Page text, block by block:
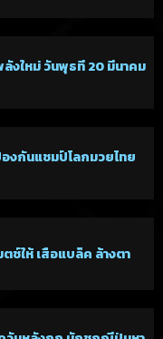
งใหม่ วันพุธที่ 20 มีนาคม
งกันแชมป์โลกมวยไทย
ช์ให้ เสือแบล็ค ล้างตา